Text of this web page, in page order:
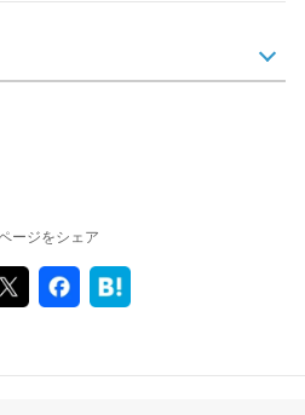
ージをシェア